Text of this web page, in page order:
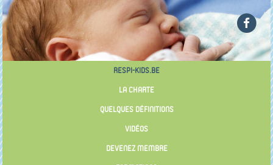
RESPI-KIDS.BE
LA CHARTE
QUELQUES DÉFINITIONS
VIDÉOS
DEVENEZ MEMBRE